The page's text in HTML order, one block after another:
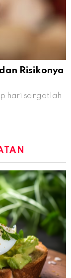
Risikonya
hari sangatlah